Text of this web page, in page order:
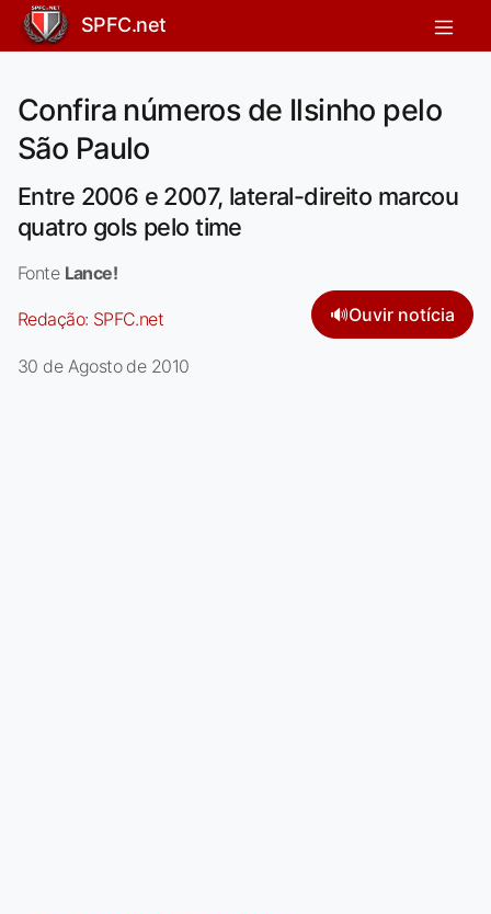
SPFC.net
Confira números de Ilsinho pelo
São Paulo
Entre 2006 e 2007, lateral-direito marcou
quatro gols pelo time
Fonte Lance!
Redação: SPFC.net 🔊Ouvir notícia
30 de Agosto de 2010